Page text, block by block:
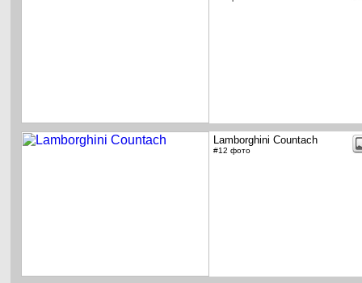
Lamborghini Countach
#12 фото